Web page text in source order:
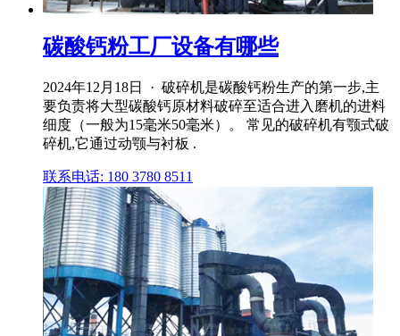
碳酸钙粉工厂设备有哪些
2024年12月18日 · 破碎机是碳酸钙粉生产的第一步,主
要负责将大型碳酸钙原材料破碎至适合进入磨机的进料
细度（一般为15毫米50毫米）。 常见的破碎机有颚式破
碎机,它通过动颚与衬板 .
联系电话: 180 3780 8511